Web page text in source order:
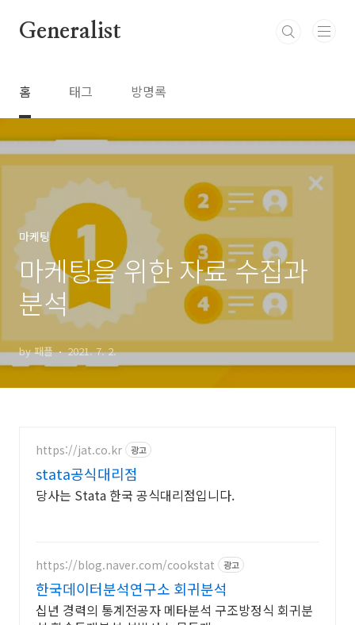
Generalist
홈 태그 방명록
마케팅
마케팅을 위한 자료 수집과
분석
by 패플 2021. 7. 2.
https://jat.co.kr 광고
stata공식대리점
당사는 Stata 한국 공식대리점입니다.
https://blog.naver.com/cookstat 광고
한국데이터분석연구소 회귀분석
십년 경력의 통계전공자 메타분석 구조방정식 회귀분